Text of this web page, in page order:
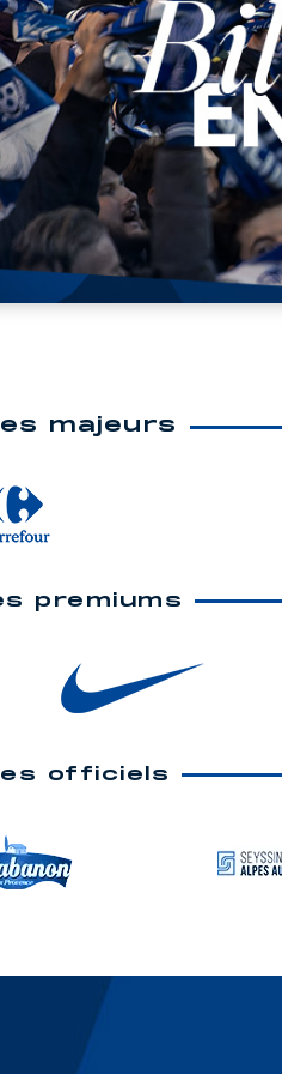
majeurs
premiums
officiels